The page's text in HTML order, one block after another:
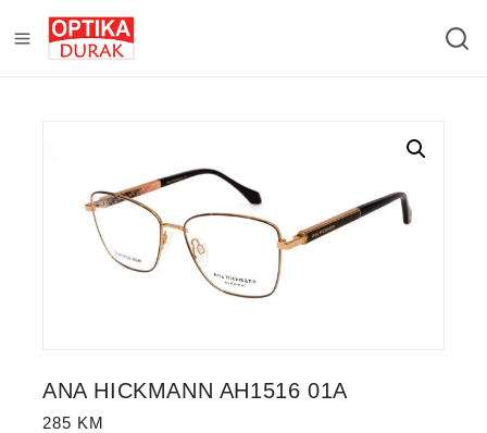
ANA HICKMANN AH1516 01A
285 KM